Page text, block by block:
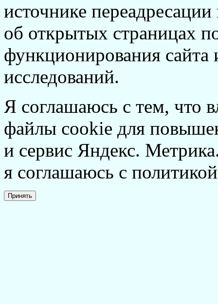
источнике переадресации
об открытых страницах
функционирования сайта
исследований.
Я соглашаюсь с тем, что
файлы cookie для
и сервис Яндекс.
я соглашаюсь с
Принять